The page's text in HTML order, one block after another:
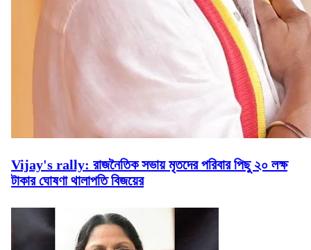
Vijay's rally: রাজনৈতিক সভায় মৃতদের পরিবার পিছু ২০ লক্ষ
টাকার ঘোষণা থালাপতি বিজয়ের